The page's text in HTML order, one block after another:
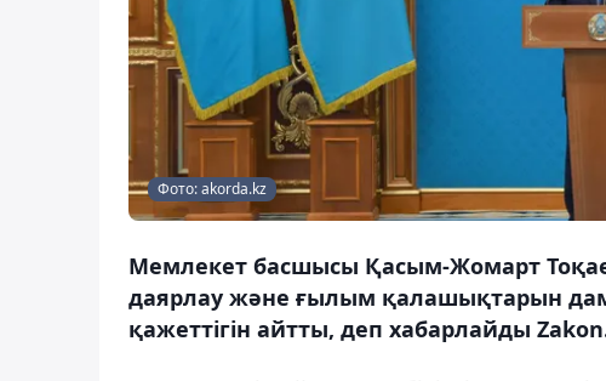
Фото: akorda.kz
Мемлекет басшысы Қасым-Жомарт
даярлау және ғылым қалашықтарын
қажеттігін айтты, деп хабарлайды